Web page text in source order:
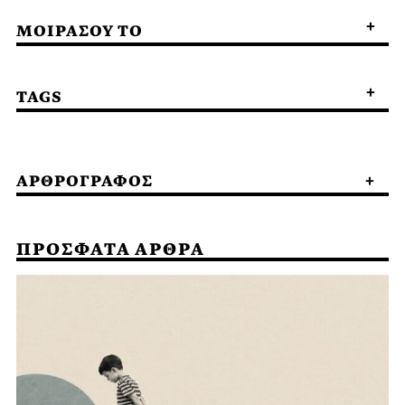
ΜΟΙΡΑΣΟΥ ΤΟ
TAGS
ΑΡΘΡΟΓΡΑΦΟΣ
ΠΡΟΣΦΑΤΑ ΑΡΘΡΑ